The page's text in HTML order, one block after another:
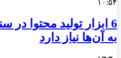
۱۰:۵۴
6 ابزار تولید محتوا
به آن‌ها نیاز دارد